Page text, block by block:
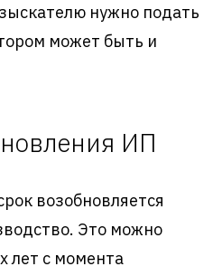
нужно подать
может быть и
ИП
возобновляется
Это можно
лет с момента